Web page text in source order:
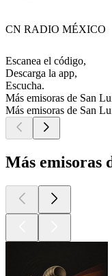
CN RADIO MÉXICO
Escanea el código,
Descarga la app,
Escucha.
Más emisoras de San
Más emisoras de San
Más emisoras